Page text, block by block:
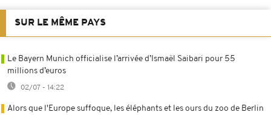
SUR LE MÊME PAYS
Le Bayern Munich officialise l’arrivée d’Ismaël Saibari pour 55
millions d’euros
02/07 - 14:22
Alors que l'Europe suffoque, les éléphants et les ours du zoo de Berlin